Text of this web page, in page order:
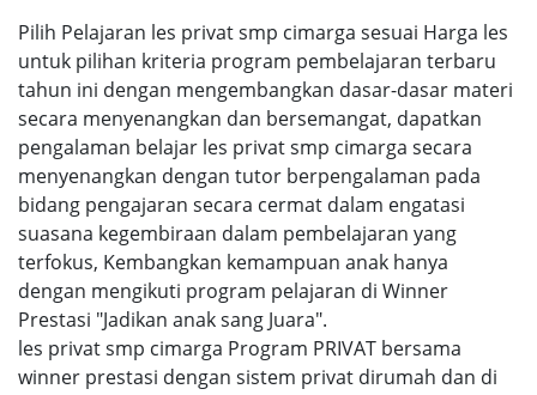
Pilih Pelajaran les privat smp cimarga sesuai Harga les
untuk pilihan kriteria program pembelajaran terbaru
tahun ini dengan mengembangkan dasar-dasar materi
secara menyenangkan dan bersemangat, dapatkan
pengalaman belajar les privat smp cimarga secara
menyenangkan dengan tutor berpengalaman pada
bidang pengajaran secara cermat dalam engatasi
suasana kegembiraan dalam pembelajaran yang
terfokus, Kembangkan kemampuan anak hanya
dengan mengikuti program pelajaran di Winner
Prestasi "Jadikan anak sang Juara".
les privat smp cimarga Program PRIVAT bersama
winner prestasi dengan sistem privat dirumah dan di